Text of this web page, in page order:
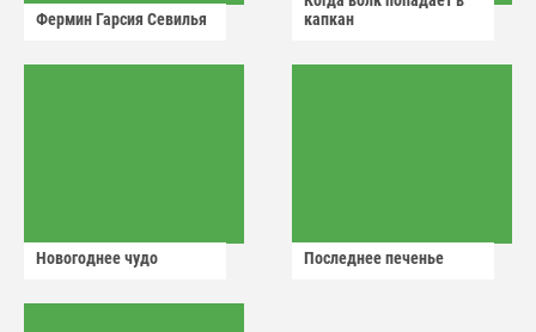
Фермин Гарсия Севилья
капкан
Новогоднее чудо Последнее печенье